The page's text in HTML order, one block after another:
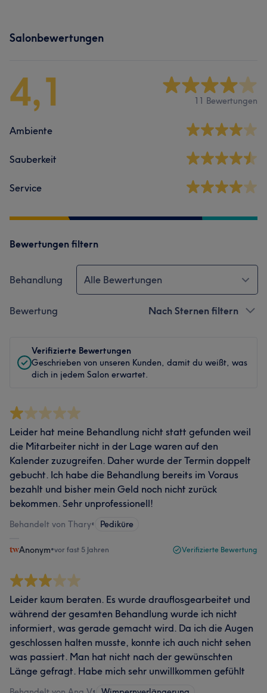
Salonbewertungen
4,1 11 Bewertungen
Ambiente
Sauberkeit
Service
Bewertungen filtern
Behandlung Alle Bewertungen
Bewertung Nach Sternen filtern
Verifizierte Bewertungen
Geschrieben von unseren Kunden, damit du weißt, was
dich in jedem Salon erwartet.
Leider hat meine Behandlung nicht statt gefunden weil
die Mitarbeiter nicht in der Lage waren auf den
Kalender zuzugreifen. Daher wurde der Termin doppelt
gebucht. Ich habe die Behandlung bereits im Voraus
bezahlt und bisher mein Geld noch nicht zurück
bekommen. Sehr unprofessionell!
Behandelt von Thary• Pediküre
Anonym•vor fast 5 Jahren Verifizierte Bewertung
Leider kaum beraten. Es wurde drauflosgearbeitet und
während der gesamten Behandlung wurde ich nicht
informiert, was gerade gemacht wird. Da ich die Augen
geschlossen halten musste, konnte ich auch nicht sehen
was passiert. Man hat nicht nach der gewünschten
Länge gefragt. Habe mich sehr unwillkommen gefühlt